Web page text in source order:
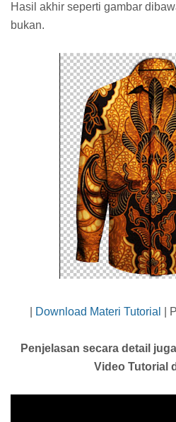
Hasil akhir seperti gambar
bukan.
Download Materi Tutorial |
Penjelasan secara detail
Video Tutorial